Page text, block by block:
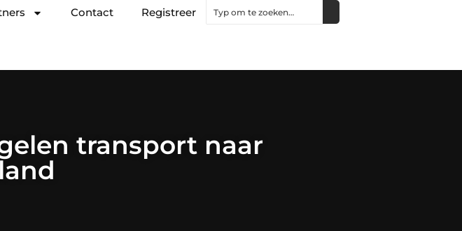
Contact Registreer
transport naar